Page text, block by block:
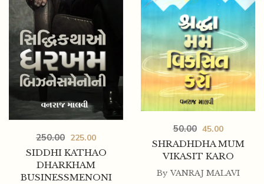
TAMARI KARYAKUSHALTANO GUNAKAR KARTA
RAHO
200.00 180.00
SIDDHI KATHAO
DHARKHAM
BUSINESSMENONI
250.00 225.00
SHRADHDHA MUM
VIKASIT KARO
50.00 45.00
By VANRAJ MALAVI